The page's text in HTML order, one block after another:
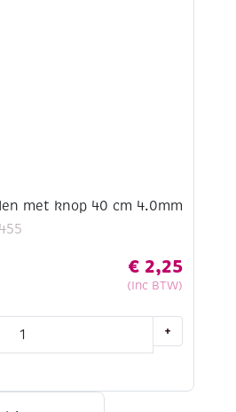
met knop 40 cm 4.0mm
€ 2,25
(Inc BTW)
+